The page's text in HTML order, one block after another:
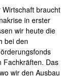
Wirtschaft braucht
in erster
wir heute die
bei den
Fachkräften. Das
wir den Ausbau